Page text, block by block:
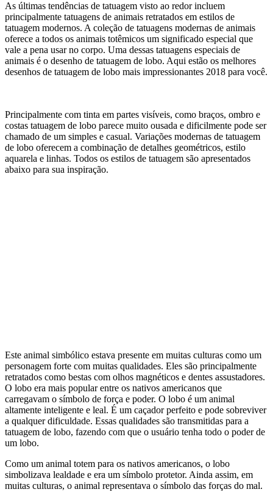
As últimas tendências de tatuagem visto ao redor incluem
principalmente tatuagens de animais retratados em estilos de
tatuagem modernos. A coleção de tatuagens modernas de animais
oferece a todos os animais totêmicos um significado especial que
vale a pena usar no corpo. Uma dessas tatuagens especiais de
animais é o desenho de tatuagem de lobo. Aqui estão os melhores
desenhos de tatuagem de lobo mais impressionantes 2018 para você.
Principalmente com tinta em partes visíveis, como braços, ombro e
costas tatuagem de lobo parece muito ousada e dificilmente pode ser
chamado de um simples e casual. Variações modernas de tatuagem
de lobo oferecem a combinação de detalhes geométricos, estilo
aquarela e linhas. Todos os estilos de tatuagem são apresentados
abaixo para sua inspiração.
Este animal simbólico estava presente em muitas culturas como um
personagem forte com muitas qualidades. Eles são principalmente
retratados como bestas com olhos magnéticos e dentes assustadores.
O lobo era mais popular entre os nativos americanos que
carregavam o símbolo de força e poder. O lobo é um animal
altamente inteligente e leal. É um caçador perfeito e pode sobreviver
a qualquer dificuldade. Essas qualidades são transmitidas para a
tatuagem de lobo, fazendo com que o usuário tenha todo o poder de
um lobo.
Como um animal totem para os nativos americanos, o lobo
simbolizava lealdade e era um símbolo protetor. Ainda assim, em
muitas culturas, o animal representava o símbolo das forças do mal.